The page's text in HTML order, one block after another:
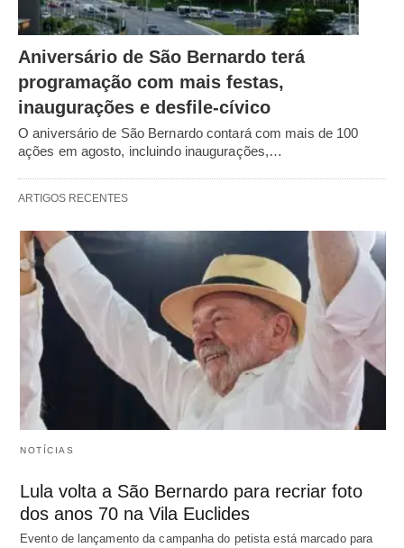
Aniversário de São Bernardo terá
programação com mais festas,
inaugurações e desfile-cívico
O aniversário de São Bernardo contará com mais de 100
ações em agosto, incluindo inaugurações,…
ARTIGOS RECENTES
NOTÍCIAS
Lula volta a São Bernardo para recriar foto
dos anos 70 na Vila Euclides
Evento de lançamento da campanha do petista está marcado para